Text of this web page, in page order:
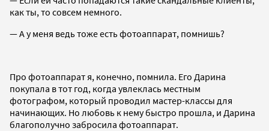
как ты, то совсем немного.
— А у меня ведь тоже есть фотоаппарат, помнишь?
Про фотоаппарат я, конечно, помнила. Его Дарина
покупала в тот год, когда увлеклась местным
фотографом, который проводил мастер-классы для
начинающих. Но любовь к нему быстро прошла, и Дарина
благополучно забросила фотоаппарат.